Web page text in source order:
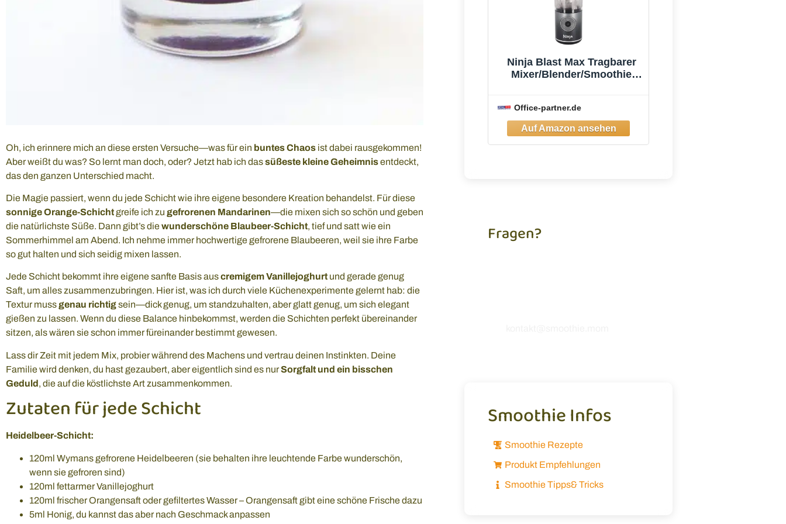
Oh, ich erinnere mich an diese ersten Versuche—was für ein buntes Chaos ist dabei rausgekommen!
Aber weißt du was? So lernt man doch, oder? Jetzt hab ich dassüßeste kleine Geheimnisentdeckt,
das den ganzen Unterschied macht.
Die Magie passiert, wenn du jede Schicht wie ihre eigene besondere Kreation behandelst. Für diese
sonnige Orange-Schichtgreife ich zu gefrorenen Mandarinen—die mixen sich so schön und geben
die natürlichste Süße. Dann gibt’s diewunderschöne Blaubeer-Schicht, tief und satt wie ein
Sommerhimmel am Abend. Ich nehme immer hochwertige gefrorene Blaubeeren, weil sie ihre Farbe
so gut halten und sich seidig mixen lassen.
Jede Schicht bekommt ihre eigene sanfte Basis auscremigem Vanillejoghurt und gerade genug
Saft, um alles zusammenzubringen. Hier ist, was ich durch viele Küchenexperimente gelernt hab: die
Textur mussgenau richtigsein—dick genug, um standzuhalten, aber glatt genug, um sich elegant
gießen zu lassen. Wenn du diese Balance hinbekommst, werden die Schichten perfekt übereinander
sitzen, als wären sie schon immer füreinander bestimmt gewesen.
Lass dir Zeit mit jedem Mix, probier während des Machens und vertrau deinen Instinkten. Deine
Familie wird denken, du hast gezaubert, aber eigentlich sind es nurSorgfalt und ein bisschen
Geduld, die auf die köstlichste Art zusammenkommen.
Zutaten für jede Schicht
Heidelbeer-Schicht:
120ml Wymans gefrorene Heidelbeeren (sie behalten ihre leuchtende Farbe wunderschön,
wenn sie gefroren sind)
120ml fettarmer Vanillejoghurt
120ml frischer Orangensaft oder gefiltertes Wasser – Orangensaft gibt eine schöne Frische dazu
5ml Honig, du kannst das aber nach Geschmack anpassen
Ninja Blast Max Tragbarer
Mixer/Blender/Smoothie
Office-partner.de
Fragen?
Smoothie Infos
Smoothie Rezepte
Produkt Empfehlungen
Smoothie Tipps& Tricks